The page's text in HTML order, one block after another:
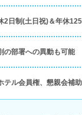
2日制(土日祝)＆年休
の部署への異動も可能
テル会員権、懇親会補